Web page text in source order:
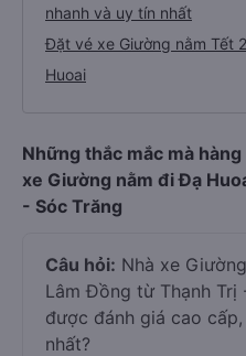
nhanh và uy tín nhất
Đặt vé xe Giường nằm Tết
Huoai
Những thắc mắc mà
xe Giường nằm đi Đạ
- Sóc Trăng
Câu hỏi: Nhà xe
Lâm Đồng từ Thạnh Trị
được đánh giá cao
nhất?